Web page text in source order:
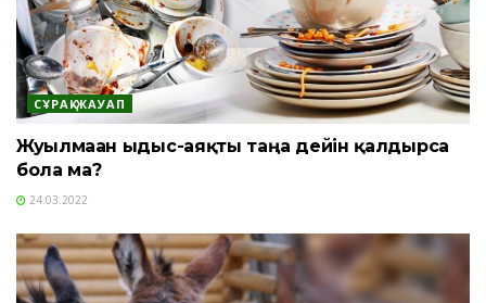
СҰРАҚ-ЖАУАП
Жуылмаған ыдыс-аяқты таңға дейін қалдырса
бола ма?
24.03.2022